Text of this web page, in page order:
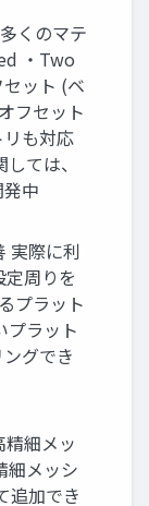
くのマテ
・Two
ット (ベ
フセット
も対応
ては、
中
実際に利
周りを
プラット
プラット
グでき
細メッ
細メッシ
追加でき